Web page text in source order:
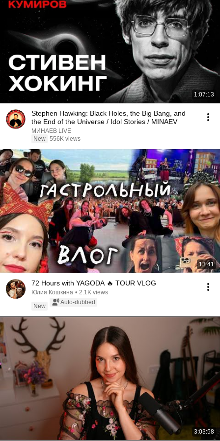
1:07:13
Stephen Hawking: Black Holes, the Big Bang, and
the End of the Universe / Idol Stories / MINAEV
МИНАЕВ LIVE
New 556K views
13:41
72 Hours with YAGODA 🔥 TOUR VLOG
Юлия Кошкина • 2.1K views
New
Auto-dubbed
3:03:58